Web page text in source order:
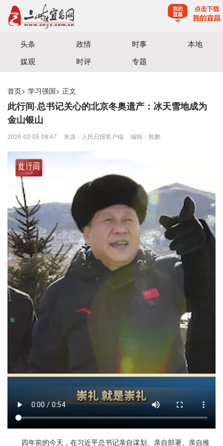
宜昌三峡融媒体中心主办
头条 政情 时事
本地
媒观
时评 专题
首页> 学习强国> 正文
此行间·总书记关心的北京冬奥遗产：冰天雪地成为
金山银山
2026-02-05 08:47 来源：人民日报客户端 编辑：熊鹏
四年前的今天，在习近平总书记亲自谋划、亲自部署、亲自推